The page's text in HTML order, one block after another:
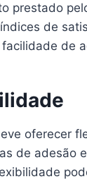
prestado
de
de
oferecer
de adesão